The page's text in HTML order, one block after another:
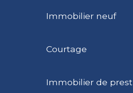
Immobilier neuf
Courtage
Immobilier de